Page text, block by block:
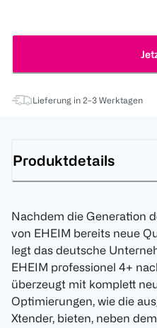
Lieferung in 2-3 Werktagen
Produktdetails
Nachdem die Generation
von EHEIM bereits neue
legt das deutsche
EHEIM professionel 4+
überzeugt mit komplett
Optimierungen, wie die
Xtender, bieten, neben